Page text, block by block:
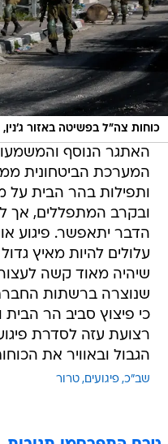
כוחות צה"ל בפשיטה באזור ג'נין,
האתגר הנוסף
המערכת הביטחונית
ותפילות בהר הבית על
ובקרב המתפללים, אך
הדבר יתאפשר. פיגוע
עלולים להיות מאיץ
שיהיה מאוד קשה
שנוצרה ברשתות
כי פיצוץ סביב הר הבית
רצועת עזה לסדרת
הגבול ובאוויר את
שב"כ פיגועים טרור